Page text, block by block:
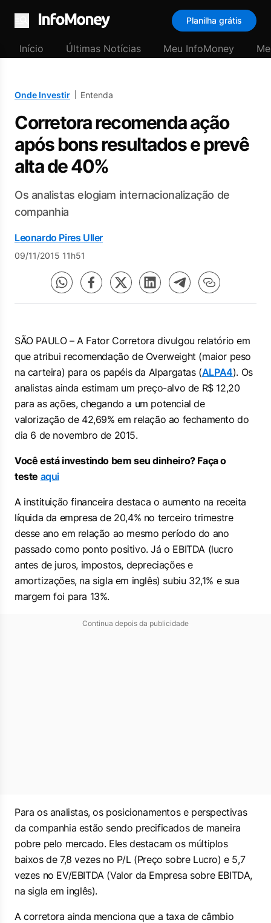
Menu
Planilha grátis
Início Últimas Notícias Meu InfoMoney
Onde Investir Entenda
Corretora recomenda ação
após bons resultados e prevê
alta de 40%
Os analistas elogiam internacionalização de
companhia
Leonardo Pires Uller
09/11/2015 11h51
SÃO PAULO – A Fator Corretora divulgou relatório em
que atribui recomendação de Overweight (maior peso
na carteira) para os papéis da Alpargatas (ALPA4). Os
analistas ainda estimam um preço-alvo de R$ 12,20
para as ações, chegando a um potencial de
valorização de 42,69% em relação ao fechamento do
dia 6 de novembro de 2015.
Você está investindo bem seu dinheiro? Faça o
teste aqui
A instituição financeira destaca o aumento na receita
líquida da empresa de 20,4% no terceiro trimestre
desse ano em relação ao mesmo período do ano
passado como ponto positivo. Já o EBITDA (lucro
antes de juros, impostos, depreciações e
amortizações, na sigla em inglês) subiu 32,1% e sua
margem foi para 13%.
Continua depois da publicidade
Para os analistas, os posicionamentos e perspectivas
da companhia estão sendo precificados de maneira
pobre pelo mercado. Eles destacam os múltiplos
baixos de 7,8 vezes no P/L (Preço sobre Lucro) e 5,7
vezes no EV/EBITDA (Valor da Empresa sobre EBITDA,
na sigla em inglês).
A corretora ainda menciona que a taxa de câmbio